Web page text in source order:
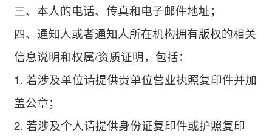
三、本人的电话、传真和电子邮件地址；
四、通知人或者通知人所在机构拥有版权的相关
信息说明和权属/资质证明，包括：
1. 若涉及单位请提供贵单位营业执照复印件并加
盖公章；
2. 若涉及个人请提供身份证复印件或护照复印